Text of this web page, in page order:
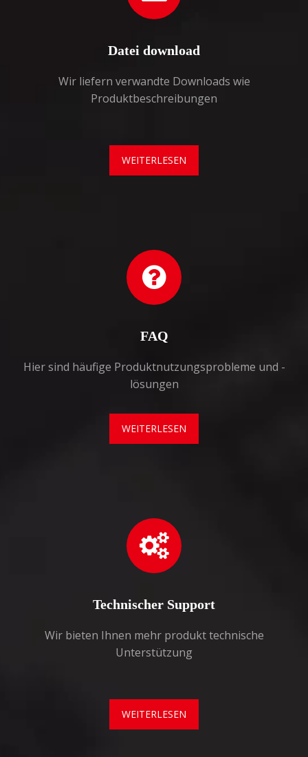
Datei download
Wir liefern verwandte Downloads wie
Produktbeschreibungen
WEITERLESEN
FAQ
Hier sind häufige Produktnutzungsprobleme und -
lösungen
WEITERLESEN
Technischer Support
Wir bieten Ihnen mehr produkt technische
Unterstützung
WEITERLESEN